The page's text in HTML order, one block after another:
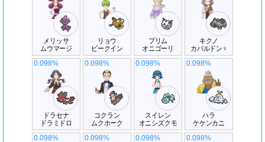
メリッサ
ムウマージ
リョウ
ビークイン
プリム
オニゴーリ
キクノ
カバルドン♀
ドラセナ
ドラミドロ
0.098%
コクラン
ムクホーク
0.098%
スイレン
オニシズクモ
0.098%
ハラ
ケケンカニ
0.098%
0.098% 0.098% 0.098% 0.098%